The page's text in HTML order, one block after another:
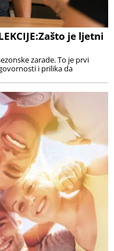
je ljetni
zarade. To je prvi
i prilika da